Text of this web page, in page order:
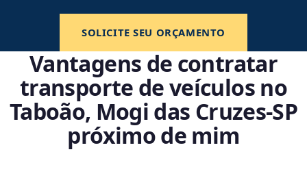
SOLICITE SEU ORÇAMENTO
Vantagens de contratar
transporte de veículos no
Taboão, Mogi das Cruzes‑SP
próximo de mim